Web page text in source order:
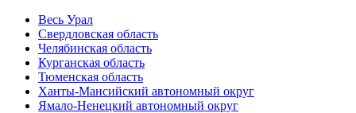
Весь Урал
Свердловская область
Челябинская область
Курганская область
Тюменская область
Ханты-Мансийский автономный округ
Ямало-Ненецкий автономный округ